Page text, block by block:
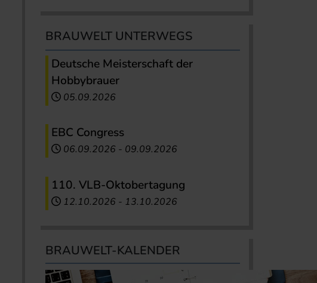
BRAUWELT UNTERWEGS
Deutsche Meisterschaft der
Hobbybrauer
05.09.2026
EBC Congress
06.09.2026 - 09.09.2026
110. VLB-Oktobertagung
12.10.2026 - 13.10.2026
BRAUWELT-KALENDER